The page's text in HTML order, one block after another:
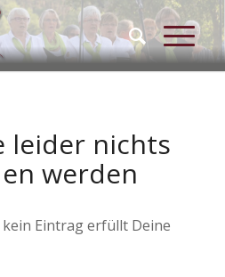
leider nichts
werden
Eintrag erfüllt Deine